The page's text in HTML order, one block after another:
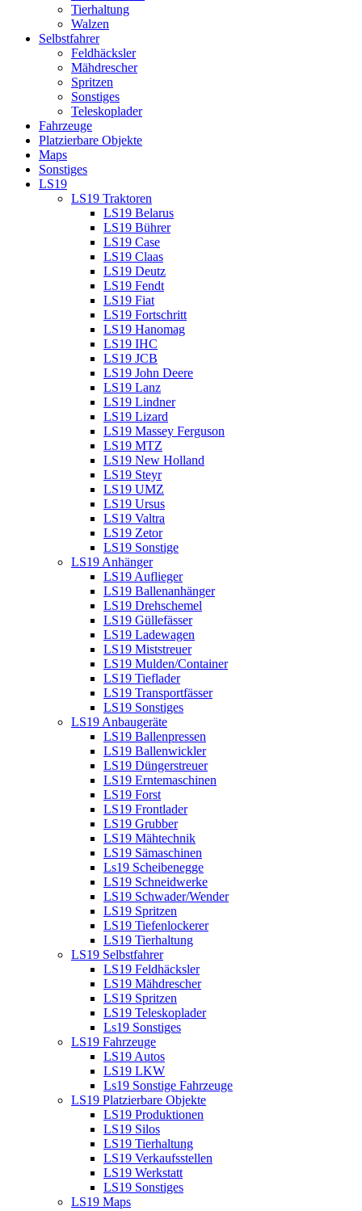
Tierhaltung
Walzen
Selbstfahrer
Feldhäcksler
Mähdrescher
Spritzen
Sonstiges
Teleskoplader
Fahrzeuge
Platzierbare Objekte
Maps
Sonstiges
LS19
LS19 Traktoren
LS19 Belarus
LS19 Bührer
LS19 Case
LS19 Claas
LS19 Deutz
LS19 Fendt
LS19 Fiat
LS19 Fortschritt
LS19 Hanomag
LS19 IHC
LS19 JCB
LS19 John Deere
LS19 Lanz
LS19 Lindner
LS19 Lizard
LS19 Massey Ferguson
LS19 MTZ
LS19 New Holland
LS19 Steyr
LS19 UMZ
LS19 Ursus
LS19 Valtra
LS19 Zetor
LS19 Sonstige
LS19 Anhänger
LS19 Auflieger
LS19 Ballenanhänger
LS19 Drehschemel
LS19 Güllefässer
LS19 Ladewagen
LS19 Miststreuer
LS19 Mulden/Container
LS19 Tieflader
LS19 Transportfässer
LS19 Sonstiges
LS19 Anbaugeräte
LS19 Ballenpressen
LS19 Ballenwickler
LS19 Düngerstreuer
LS19 Erntemaschinen
LS19 Forst
LS19 Frontlader
LS19 Grubber
LS19 Mähtechnik
LS19 Sämaschinen
Ls19 Scheibenegge
LS19 Schneidwerke
LS19 Schwader/Wender
LS19 Spritzen
LS19 Tiefenlockerer
LS19 Tierhaltung
LS19 Selbstfahrer
LS19 Feldhäcksler
LS19 Mähdrescher
LS19 Spritzen
LS19 Teleskoplader
Ls19 Sonstiges
LS19 Fahrzeuge
LS19 Autos
LS19 LKW
Ls19 Sonstige Fahrzeuge
LS19 Platzierbare Objekte
LS19 Produktionen
LS19 Silos
LS19 Tierhaltung
LS19 Verkaufsstellen
LS19 Werkstatt
LS19 Sonstiges
LS19 Maps